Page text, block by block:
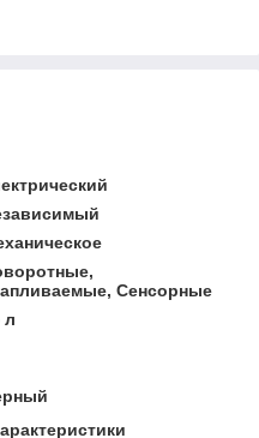
Сенсорные
л